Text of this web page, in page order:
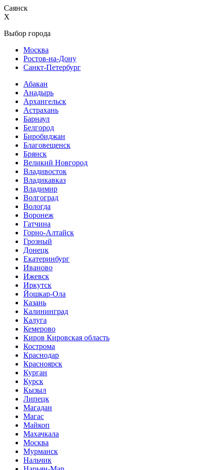
Саянск
X
Выбор города
Москва
Ростов-на-Дону
Санкт-Петербург
Абакан
Анадырь
Архангельск
Астрахань
Барнаул
Белгород
Биробиджан
Благовещенск
Брянск
Великий Новгород
Владивосток
Владикавказ
Владимир
Волгоград
Вологда
Воронеж
Гатчина
Горно-Алтайск
Грозный
Донецк
Екатеринбург
Иваново
Ижевск
Иркутск
Йошкар-Ола
Казань
Калининград
Калуга
Кемерово
Киров Кировская область
Кострома
Краснодар
Красноярск
Курган
Курск
Кызыл
Липецк
Магадан
Магас
Майкоп
Махачкала
Москва
Мурманск
Нальчик